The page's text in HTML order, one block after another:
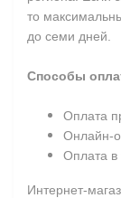
то
до семи дней.
Способы
Оплата
Онлайн-
Оплата в
Интернет-